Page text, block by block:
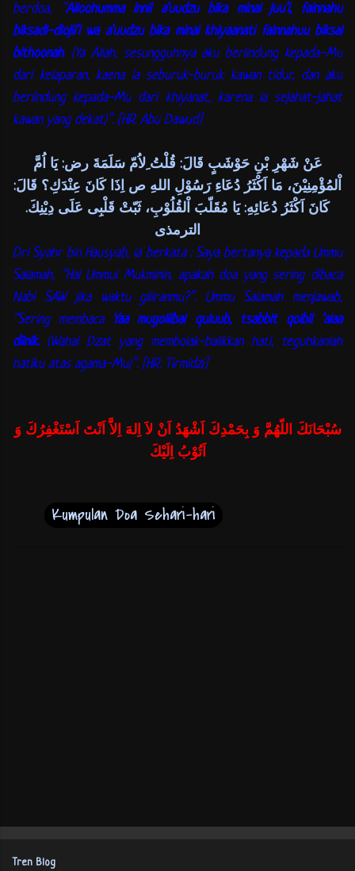
berdoa, “Alloohumma innii a’uudzu bika minal juu’i, fainnahu
biksadl-dlojii’i wa a’uudzu bika minal khiyaanati fainnahuu biksal
bithoonah. (Ya Allah, sesungguhnya aku berlindung kepada-Mu
dari kelaparan, kaena ia seburuk-buruk kawan tidur, dan aku
berlindung kepada-Mu dari khiyanat, karena ia sejahat-jahat
kawan yang dekat)”. [HR. Abu Dawud]
عَنْ شَهْرِ بْنِ حَوْشَبٍ قَالَ: قُلْتُ ِلاُمّ سَلَمَةَ رض: يَا اُمَّ
اْلمُؤْمِنِيْنَ، مَا اَكْثَرُ دُعَاءِ رَسُوْلِ اللهِ ص اِذَا كَانَ عِنْدَكِ؟ قَالَ:
كَانَ اَكْثَرُ دُعَائِهِ: يَا مُقَلّبَ اْلقُلُوْبِ، ثَبّتْ قَلْبِى عَلَى دِيْنِكَ.
الترمذى
Dri Syahr bin Hausyab, ia berkata : Saya bertanya kepada Ummu
Salamah, “Hai Ummul Mukminin, apakah doa yang sering dibaca
Nabi SAW jika waktu giliranmu?”. Ummu Salamah menjawab,
“Sering membaca Yaa mugollibal quluub, tsabbit qolbii ‘alaa
diinik. (Wahai Dzat yang membolak-balikkan hati, teguhkanlah
hatiku atas agama-Mu)”. [HR. Tirmidzi]
سُبْحَانَكَ اللّهُمَّ وَ بِحَمْدِكَ اَشْهَدُ اَنْ لاَ اِلهَ اِلاَّ اَنْتَ اَسْتَغْفِرُكَ وَ
اَتُوْبُ اِلَيْكَ
Kumpulan Doa Sehari-hari
Tren Blog